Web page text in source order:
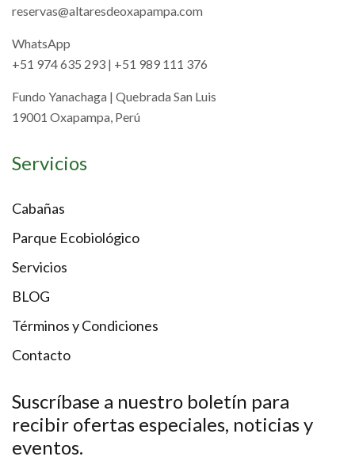
reservas@altaresdeoxapampa.com
WhatsApp
+51 974 635 293 | +51 989 111 376
Fundo Yanachaga | Quebrada San Luis
19001 Oxapampa, Perú
Servicios
Cabañas
Parque Ecobiológico
Servicios
BLOG
Términos y Condiciones
Contacto
Suscríbase a nuestro boletín para
recibir ofertas especiales, noticias y
eventos.